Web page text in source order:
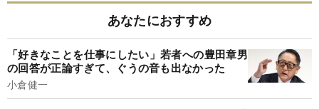
あなたにおすすめ
「好きなことを仕事にしたい」若者への豊田章男
の回答が正論すぎて、ぐうの音も出なかった
小倉健一